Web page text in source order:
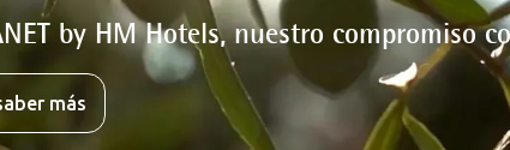
by HM Hotels, nuestro compromiso
más